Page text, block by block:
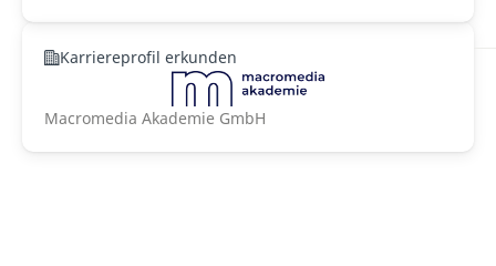
Karriereprofil erkunden
Macromedia Akademie GmbH